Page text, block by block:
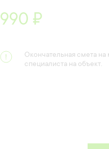
990 ₽
Окончательная смета на
специалиста на объект.